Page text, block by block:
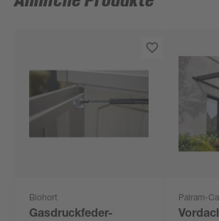
Biohort
Gasdruckfeder-
Palram-